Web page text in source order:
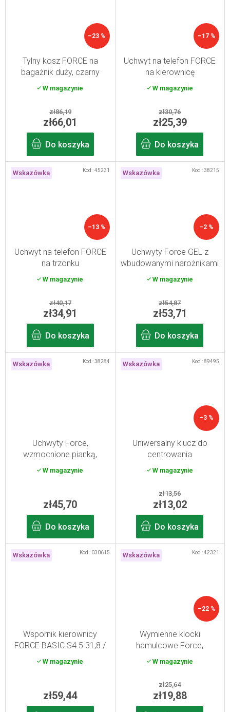
–23 %
Tylny kosz FORCE na
bagażnik duży, czarny
W magazynie
zł86,19
zł66,01
Do koszyka
–17 %
Uchwyt na telefon FORCE
na kierownicę
W magazynie
zł30,76
zł25,39
Do koszyka
Wskazówka
–13 %
Uchwyt na telefon FORCE
na trzonku
W magazynie
zł40,17
zł34,91
Do koszyka
Kod :45231 Wskazówka
–2 %
Uchwyty Force GEL z
wbudowanymi narożnikami
113 mm
W magazynie
zł54,87
zł53,71
Do koszyka
Kod :38215
Wskazówka
Uchwyty Force,
wzmocnione pianką,
czarne
W magazynie
zł45,70
Do koszyka
Kod :38284 Wskazówka
–3 %
Uniwersalny klucz do
centrowania
W magazynie
zł13,56
zł13,02
Do koszyka
Kod :89495
Wskazówka
Wspornik kierownicy
FORCE BASIC S4.5 31,8 /
W magazynie
zł59,44
Kod : 030615 Wskazówka
–22 %
Wymienne klocki
hamulcowe Force,
czarne, 50 mm
W magazynie
zł25,64
zł19,88
Kod :42321